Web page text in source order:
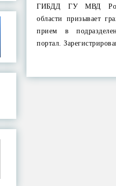
ГИБДД ГУ МВД
области призывает
прием в
портал.